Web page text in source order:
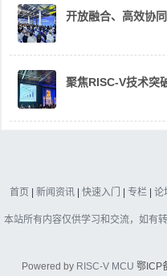
开放融合、高效协
聚焦RISC-V技术突
首页 新闻资讯 快速入门 专栏 论
本站所有内容仅供学习和交流，如有
Powered by RISC-V MCU 鄂ICP